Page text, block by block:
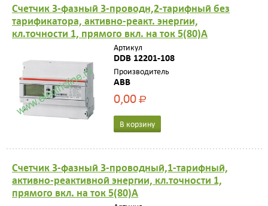
Счетчик 3-фазный 3-проводн,2-тарифный без
тарификатора, активно-реакт. энергии,
кл.точности 1, прямого вкл. на ток 5(80)А
Артикул
DDB 12201-108
Производитель
ABB
0,00Р
В корзину
Счетчик 3-фазный 3-проводный,1-тарифный,
активно-реактивной энергии, кл.точности 1,
прямого вкл. на ток 5(80)А